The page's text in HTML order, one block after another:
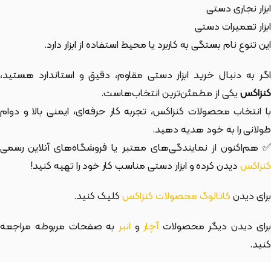
ابزار نجاری دستی
ابزار تعمیرات دستی
این تنوع نام بستگی به کاربرد یا محیط استفاده از ابزار دارد.
اگر به دنبال خرید ابزار دستی مقاوم، دقیق و استاندارد هستید،
کنزاکسیکی از مطمئن‌ترین انتخاب‌هاست.
با انتخاب محصولات کنزاکس، تجربه کار حرفه‌ای، ایمنی بالا و دوام
طولانی را به خود هدیه دهید.
✅ هم‌اکنون از نمایندگی‌های معتبر یا فروشگاه‌های آنلاین رسمی
کنزاکسدیدن کرده و ابزار دستی مناسب کار خود را تهیه کنید!
برای دیدنکاتالوگ محصولات کنزاکسکلیک کنید.
برای دیدن دیگر محصولاتآچار و انبربه صفحات مربوطه مراجعه
کنید.